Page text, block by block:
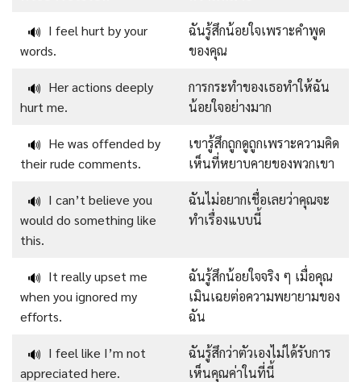
🔊 I feel hurt by your
words.
ฉันรู้สึกน้อยใจเพราะคำพูด
ของคุณ
🔊 Her actions deeply
hurt me.
การกระทำของเธอทำให้ฉัน
น้อยใจอย่างมาก
🔊 He was offended by
their rude comments.
เขารู้สึกถูกดูถูกเพราะความคิด
เห็นที่หยาบคายของพวกเขา
🔊 I can’t believe you
would do something like
this.
ฉันไม่อยากเชื่อเลยว่าคุณจะ
ทำเรื่องแบบนี้
🔊 It really upset me
when you ignored my
efforts.
ฉันรู้สึกน้อยใจจริง ๆ เมื่อคุณ
เมินเฉยต่อความพยายามของ
ฉัน
🔊 I feel like I’m not
appreciated here.
ฉันรู้สึกว่าตัวเองไม่ได้รับการ
เห็นคุณค่าในที่นี้